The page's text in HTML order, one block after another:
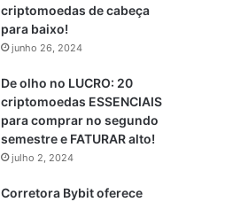
criptomoedas de cabeça
para baixo!
junho 26, 2024
De olho no LUCRO: 20
criptomoedas ESSENCIAIS
para comprar no segundo
semestre e FATURAR alto!
julho 2, 2024
Corretora Bybit oferece